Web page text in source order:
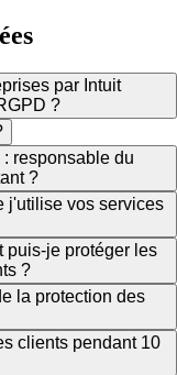
par Intuit
?
responsable du
?
j'utilise vos services
puis-je protéger les
?
la protection des
clients pendant 10